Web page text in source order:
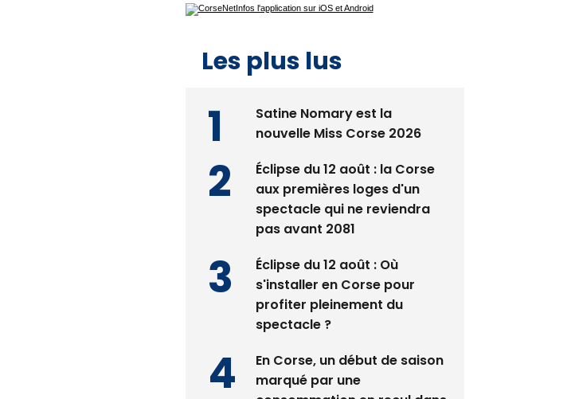
Les plus lus
Satine Nomary est la
Éclipse du 12 août : la Corse
spectacle qui ne reviendra
pas avant 2081
Éclipse du 12 août : Où
profiter pleinement du
spectacle ?
En Corse, un début de saison
consommation en recul dans
les restaurants